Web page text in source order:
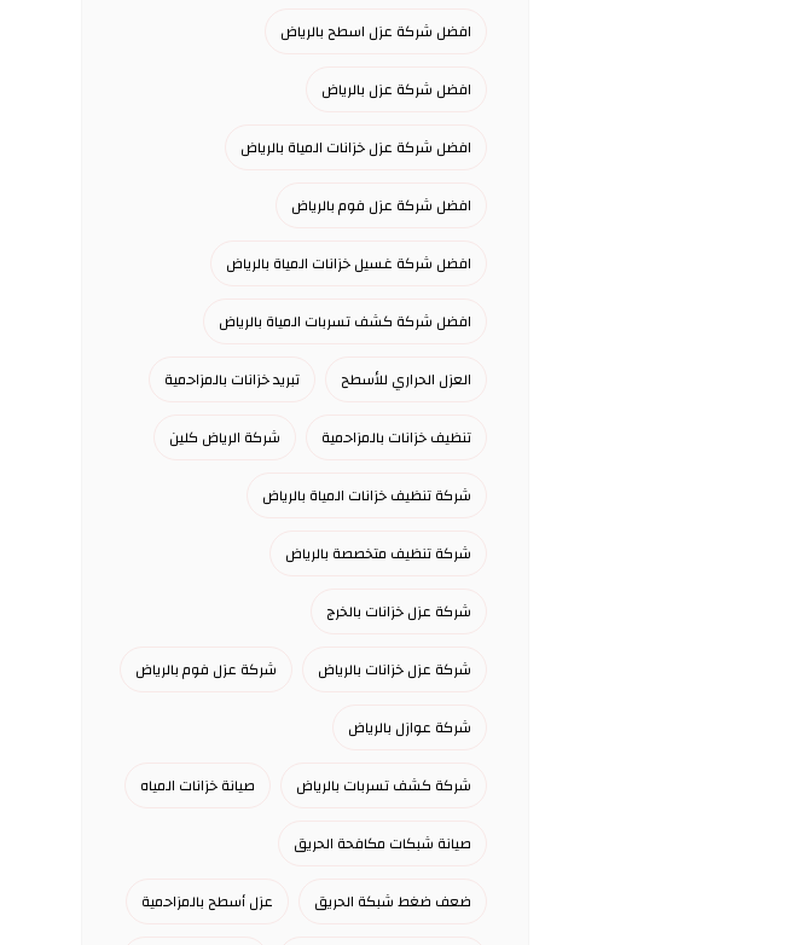
افضل شركة عزل اسطح بالرياض
افضل شركة عزل بالرياض
افضل شركة عزل خزانات المياة بالرياض
افضل شركة عزل فوم بالرياض
افضل شركة غسيل خزانات المياة بالرياض
افضل شركة كشف تسربات المياة بالرياض
العزل الحراري للأسطح تبريد خزانات بالمزاحمية
تنظيف خزانات بالمزاحمية شركة الرياض كلين
شركة تنظيف خزانات المياة بالرياض
شركة تنظيف متخصصة بالرياض
شركة عزل خزانات بالخرج
شركة عزل خزانات بالرياض شركة عزل فوم بالرياض
شركة عوازل بالرياض
شركة كشف تسربات بالرياض صيانة خزانات المياه
صيانة شبكات مكافحة الحريق
ضعف ضغط شبكة الحريق عزل أسطح بالمزاحمية